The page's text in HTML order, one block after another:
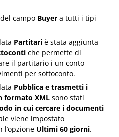
campo Buyer a tutti i tipi
Partitari è stata aggiunta
che permette di
il partitario i un conto
per sottoconto.
Pubblica e trasmetti i
formato XML sono stati
in cui cercare i documenti
viene impostato
l’opzione Ultimi 60 giorni.